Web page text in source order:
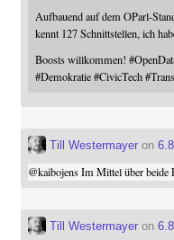
Aufbauend auf dem OParl-
kennt 127 Schnittstellen, ich
Boosts willkommen! #
#Demokratie #CivicTech #
Till Westermayeron
@kaibojensIm Mittel über beide
Till Westermayeron